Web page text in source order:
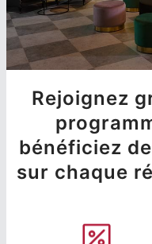
Rejoignez
bénéficiez de
sur chaque